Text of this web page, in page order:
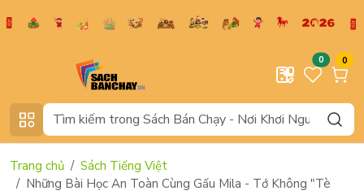
0 0
Trang chủ
Sách Tiếng Việt
Những Bài Học An Toàn Cùng Gấu Mila - Tớ Không "Tè